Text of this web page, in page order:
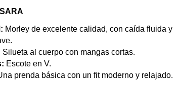
Morley de excelente calidad, con caída fluida y
Silueta al cuerpo con mangas cortas.
Escote en V.
prenda básica con un fit moderno y relajado.